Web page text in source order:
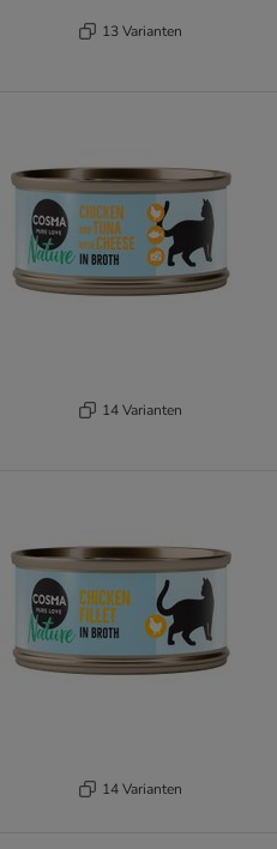
13 Varianten
14 Varianten
14 Varianten